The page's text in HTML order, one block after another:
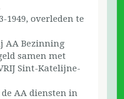
1949, overleden te
AA Bezinning
samen met
Sint-Katelijne-
AA diensten in